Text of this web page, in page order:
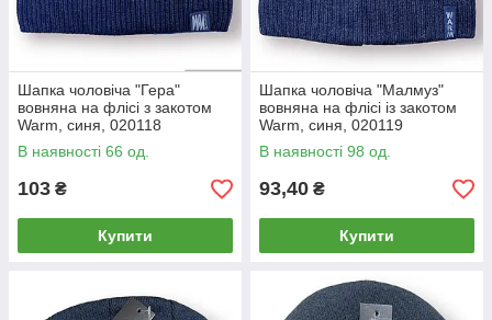
Шапка чоловіча "Гера"
вовняна на флісі з закотом
Warm, синя, 020118
В наявності 66 од.
103 ₴
Купити
Шапка чоловіча "Малмуз"
вовняна на флісі із закотом
Warm, синя, 020119
В наявності 98 од.
93,40 ₴
Купити